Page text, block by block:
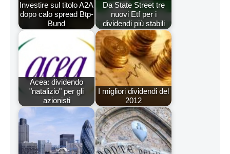
Investire sul titolo A2A
dopo calo spread Btp-
Bund
Da State Street tre
nuovi Etf per i
dividendi più stabili
Acea: dividendo
"natalizio" per gli
azionisti
I migliori dividendi del
2012